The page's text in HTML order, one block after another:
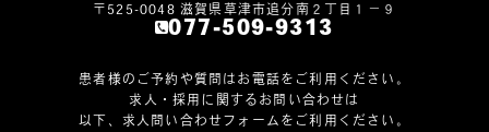
〒525-0048 滋賀県草津市追分南２丁目１－９
077-509-9313
患者様のご予約や質問はお電話をご利用ください。
求人・採用に関するお問い合わせは
以下、求人問い合わせフォームをご利用ください。